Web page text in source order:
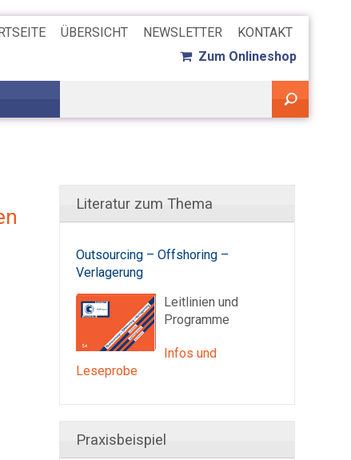
ÜBERSICHT NEWSLETTER
KONTAKT
Zum Onlineshop
Literatur zum Thema
Outsourcing – Offshoring –
Verlagerung
Leitlinien und
Programme
Infos und
Leseprobe
Praxisbeispiel